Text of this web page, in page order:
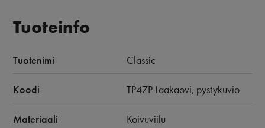
Tuoteinfo
Tuotenimi Classic
Koodi TP47P Laakaovi, pystykuvio
Materiaali Koivuviilu